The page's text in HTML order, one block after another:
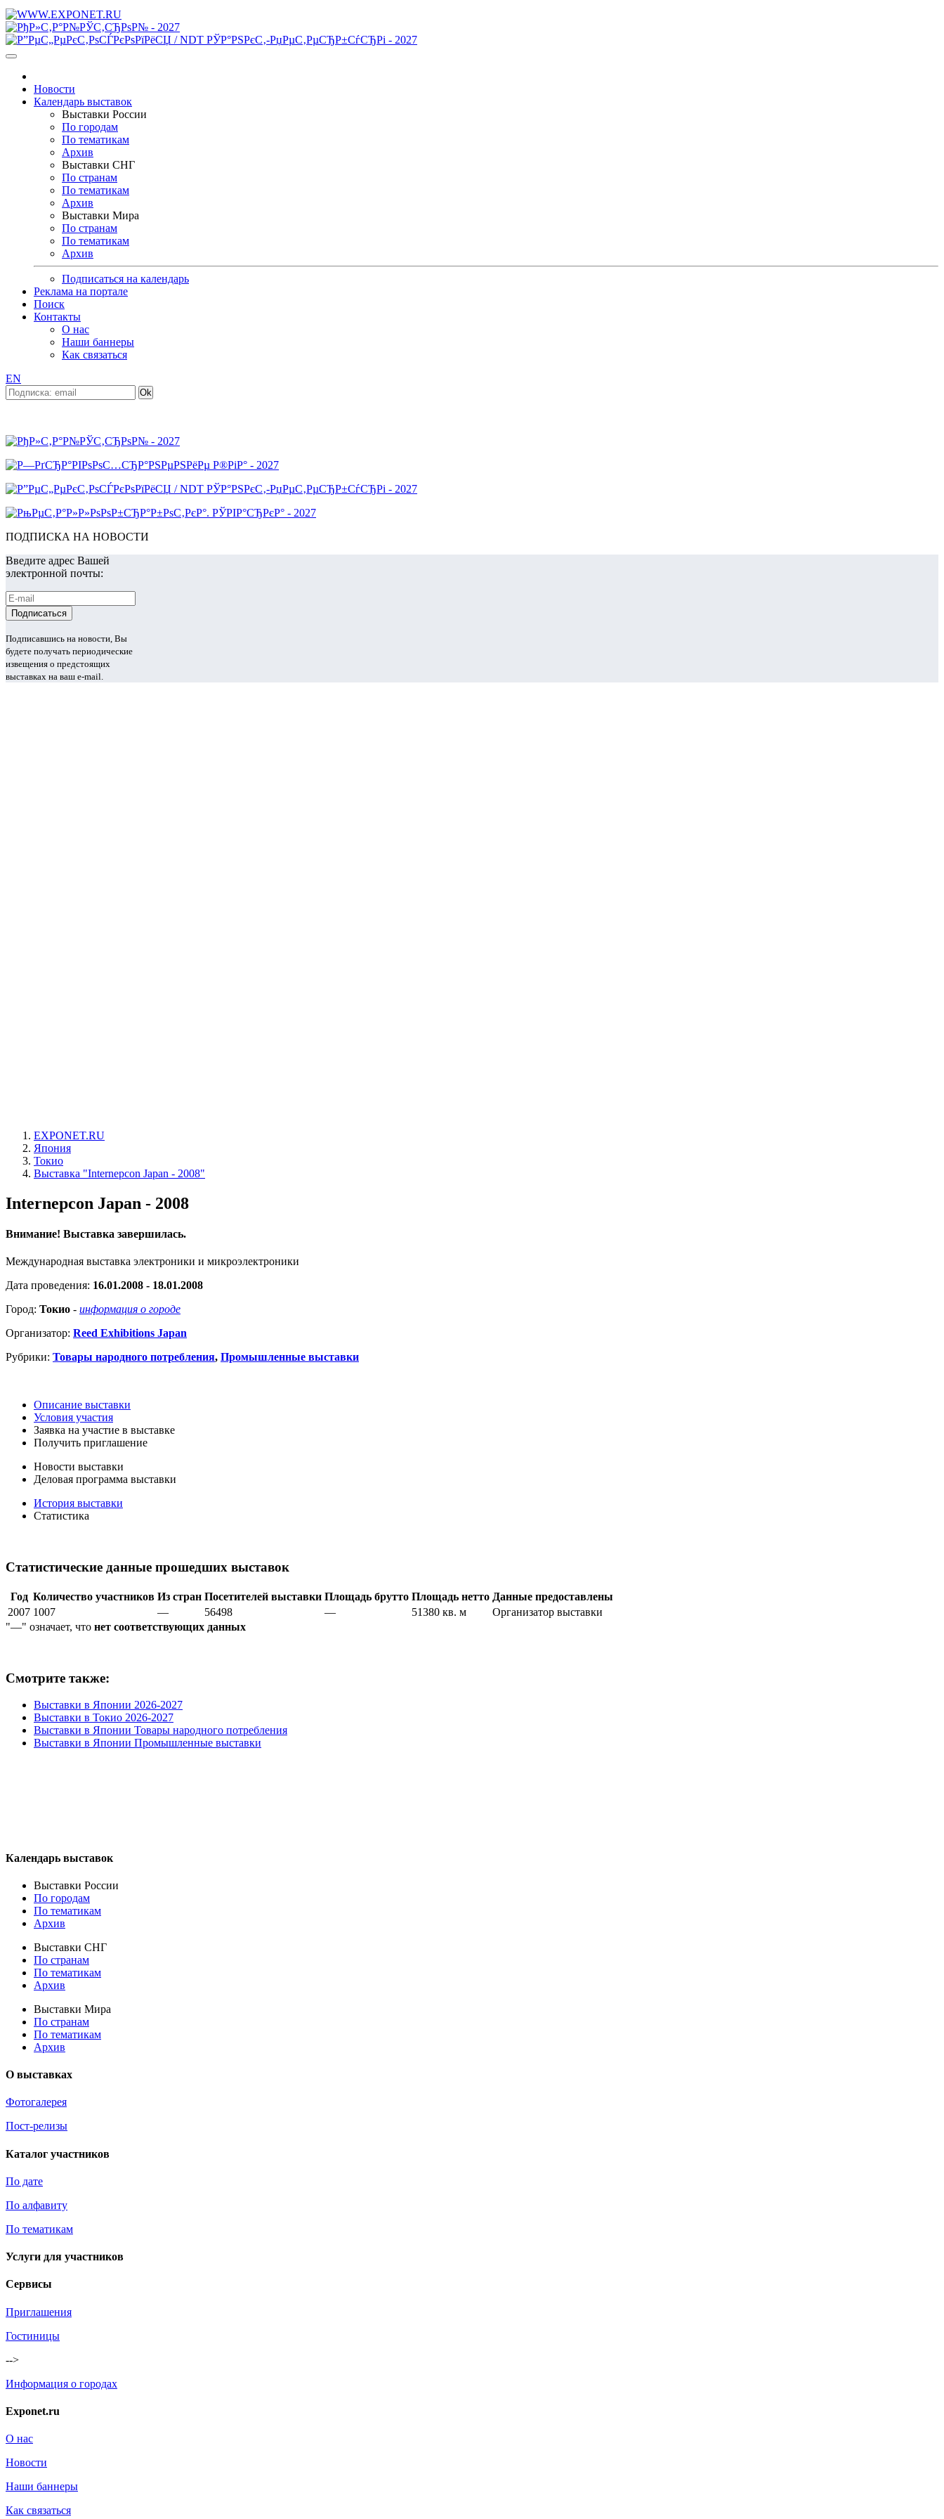
Новости
Календарь выставок
Выставки России
По городам
По тематикам
Архив
Выставки СНГ
По странам
По тематикам
Архив
Выставки Мира
По странам
По тематикам
Архив
Подписаться на календарь
Реклама на портале
Поиск
Контакты
О нас
Наши баннеры
Как связаться
EN
ПОДПИСКА НА НОВОСТИ
Введите адрес Вашей
электронной почты:
Подписавшись на новости, Вы
будете получать периодические
извещения о предстоящих
выставках на ваш e-mail.
EXPONET.RU
Япония
Токио
Выставка "Internepcon Japan - 2008"
Internepcon Japan - 2008
Внимание! Выставка завершилась.
Международная выставка электроники и микроэлектроники
Дата проведения: 16.01.2008 - 18.01.2008
Город: Токио - информация о городе
Организатор: Reed Exhibitions Japan
Рубрики: Товары народного потребления, Промышленные выставки
Описание выставки
Условия участия
Заявка на участие в выставке
Получить приглашение
Новости выставки
Деловая программа выставки
История выставки
Статистика
Статистические данные прошедших выставок
Год Количество участников Из стран Посетителей выставки Площадь брутто Площадь нетто Данные предоставлены
2007 1007 — 56498 — 51380 кв. м
Организатор выставки
"—" означает, что нет соответствующих данных
Смотрите также:
Выставки в Японии 2026-2027
Выставки в Токио 2026-2027
Выставки в Японии Товары народного потребления
Выставки в Японии Промышленные выставки
Календарь выставок
Выставки России
По городам
По тематикам
Архив
Выставки СНГ
По странам
По тематикам
Архив
Выставки Мира
По странам
По тематикам
Архив
О выставках
Фотогалерея
Пост-релизы
Каталог участников
По дате
По алфавиту
По тематикам
Услуги для участников
Сервисы
Приглашения
Гостиницы
-->
Информация о городах
Exponet.ru
О нас
Новости
Наши баннеры
Как связаться